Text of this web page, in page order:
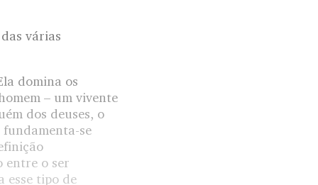
várias
domina os
– um vivente
dos deuses, o
se
entre o ser
esse tipo de